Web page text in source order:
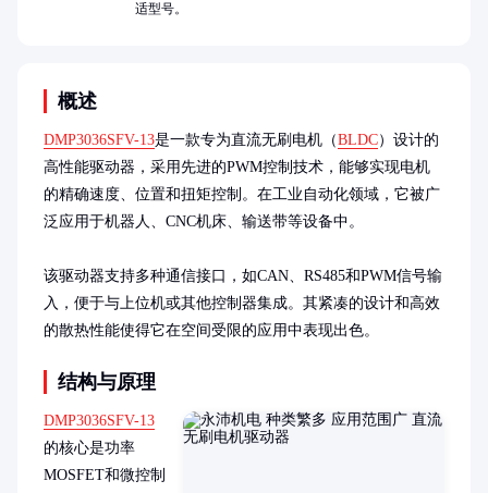
概述
DMP3036SFV-13是一款专为直流无刷电机（BLDC）设计的
高性能驱动器，采用先进的PWM控制技术，能够实现电机
的精确速度、位置和扭矩控制。在工业自动化领域，它被广
泛应用于机器人、CNC机床、输送带等设备中。
该驱动器支持多种通信接口，如CAN、RS485和PWM信号输
入，便于与上位机或其他控制器集成。其紧凑的设计和高效
的散热性能使得它在空间受限的应用中表现出色。
结构与原理
DMP3036SFV-13
的核心是功率
MOSFET和微控制
适型号。